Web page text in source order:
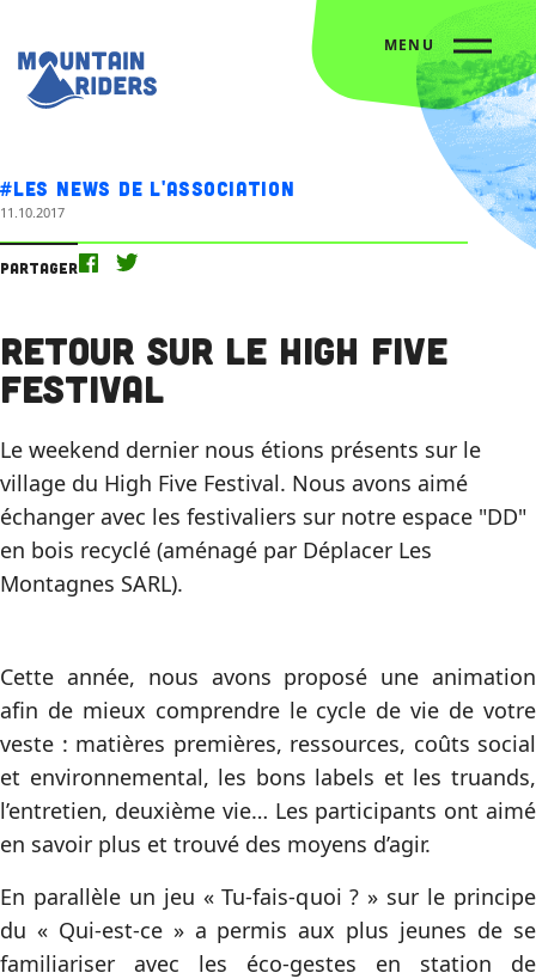
MENU
#Les news de l'association
11.10.2017
Partager
Retour sur le High Five
Festival
Le weekend dernier nous étions présents sur le
village du High Five Festival. Nous avons aimé
échanger avec les festivaliers sur notre espace "DD"
en bois recyclé (aménagé par Déplacer Les
Montagnes SARL).
Cette année, nous avons proposé une animation
afin de mieux comprendre le cycle de vie de votre
veste : matières premières, ressources, coûts social
et environnemental, les bons labels et les truands,
l’entretien, deuxième vie… Les participants ont aimé
en savoir plus et trouvé des moyens d’agir.
En parallèle un jeu « Tu-fais-quoi ? » sur le principe
du « Qui-est-ce » a permis aux plus jeunes de se
familiariser avec les éco-gestes en station de